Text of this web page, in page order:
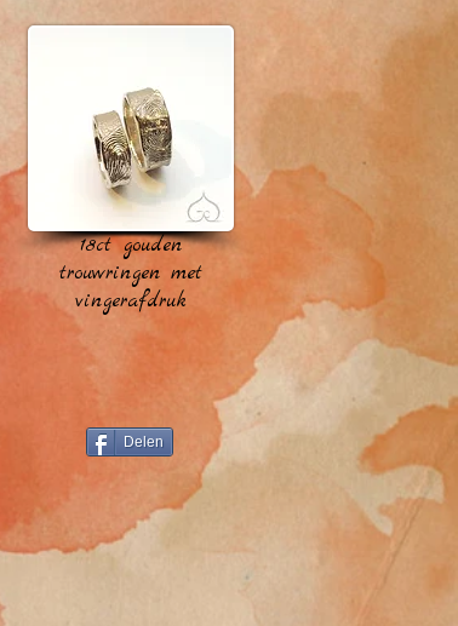
18ct gouden
trouwringen met
vingerafdruk
Delen